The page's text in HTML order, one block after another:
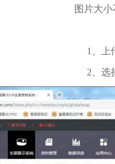
图片大
1、上
2、选